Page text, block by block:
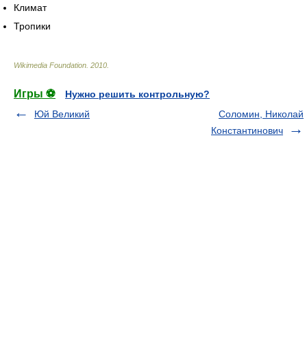
Климат
Тропики
Wikimedia Foundation 2010
Игры ⚽
Нужно решить контрольную?
Юй Великий
Соломин, Николай
Константинович